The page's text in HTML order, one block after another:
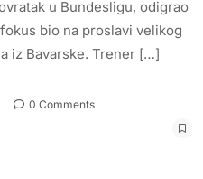
u Bundesligu, odigrao
bio na proslavi velikog
iz Bavarske. Trener […]
0 Comments